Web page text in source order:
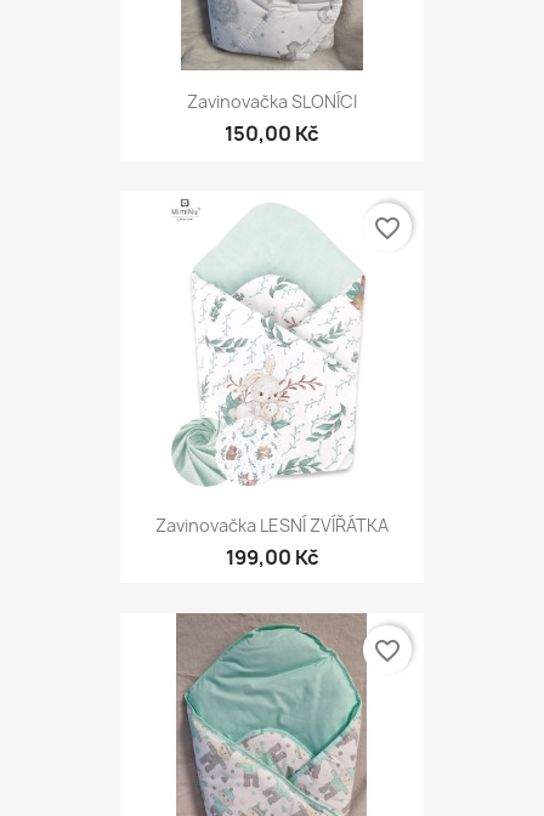
Zavinovačka SLONÍCI
150,00 Kč
Zavinovačka LESNÍ ZVÍŘÁTKA
199,00 Kč
favorite_border
favorite_border